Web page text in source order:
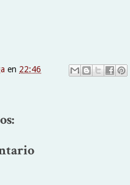
en 22:46